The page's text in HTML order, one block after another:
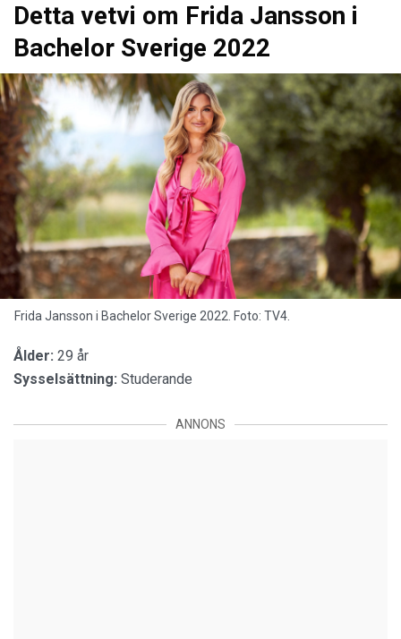
Detta vetvi om Frida Jansson i
Bachelor Sverige 2022
Frida Jansson i Bachelor Sverige 2022. Foto: TV4.
Ålder: 29 år
Sysselsättning: Studerande
ANNONS